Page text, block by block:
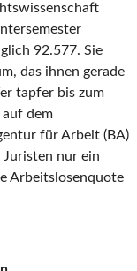
92.577. Sie
das ihnen gerade
tapfer bis zum
dem
für Arbeit (BA)
nur ein
Arbeitslosenquote